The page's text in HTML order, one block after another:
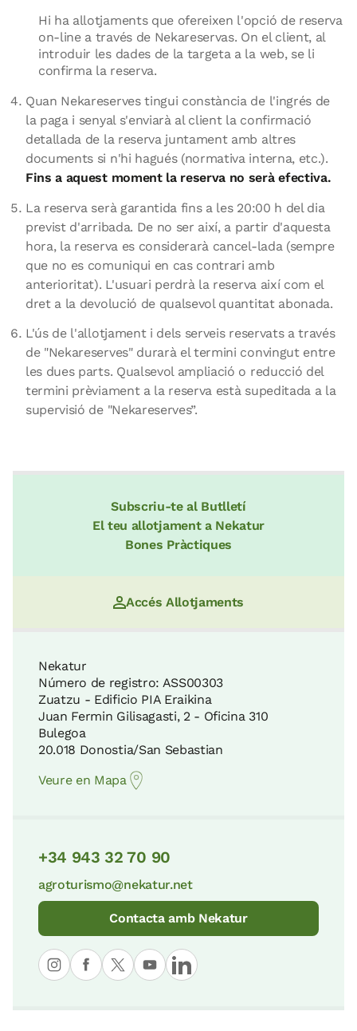
Hi ha allotjaments que ofereixen l'opció de reserva
on-line a través de Nekareservas. On el client, al
introduir les dades de la targeta a la web, se li
confirma la reserva.
Quan Nekareserves tingui constància de l'ingrés de
la paga i senyal s'enviarà al client la confirmació
detallada de la reserva juntament amb altres
documents si n'hi hagués (normativa interna, etc.).
Fins a aquest moment la reserva no serà efectiva.
La reserva serà garantida fins a les 20:00 h del dia
previst d'arribada. De no ser així, a partir d'aquesta
hora, la reserva es considerarà cancel-lada (sempre
que no es comuniqui en cas contrari amb
anterioritat). L'usuari perdrà la reserva així com el
dret a la devolució de qualsevol quantitat abonada.
L'ús de l'allotjament i dels serveis reservats a través
de "Nekareserves" durarà el termini convingut entre
les dues parts. Qualsevol ampliació o reducció del
termini prèviament a la reserva està supeditada a la
supervisió de "Nekareserves”.
Subscriu-te al Butlletí
El teu allotjament a Nekatur
Bones Pràctiques
Accés Allotjaments
Nekatur
Número de registro: ASS00303
Zuatzu - Edificio PIA Eraikina
Juan Fermin Gilisagasti, 2 - Oficina 310
Bulegoa
20.018 Donostia/San Sebastian
Veure en Mapa
+34 943 32 70 90
agroturismo@nekatur.net
Contacta amb Nekatur